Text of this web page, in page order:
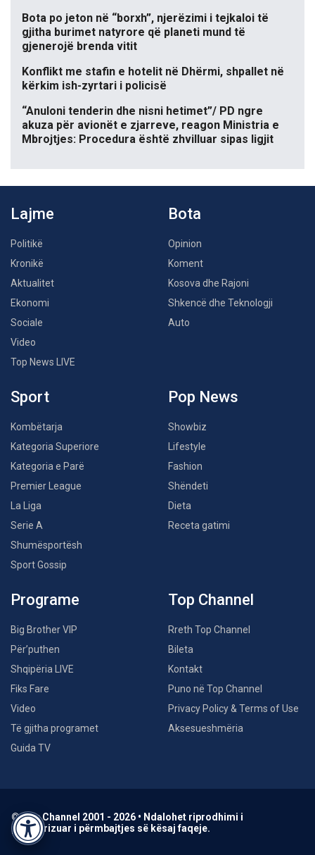
Accessibility
Bota po jeton në “borxh”, njerëzimi i tejkaloi të
gjitha burimet natyrore që planeti mund të
gjenerojë brenda vitit
Konflikt me stafin e hotelit në Dhërmi, shpallet në
kërkim ish-zyrtari i policisë
“Anuloni tenderin dhe nisni hetimet”/ PD ngre
akuza për avionët e zjarreve, reagon Ministria e
Mbrojtjes: Procedura është zhvilluar sipas ligjit
Lajme
Politikë
Kronikë
Aktualitet
Ekonomi
Sociale
Video
Top News LIVE
Bota
Opinion
Koment
Kosova dhe Rajoni
Shkencë dhe Teknologji
Auto
Sport
Kombëtarja
Kategoria Superiore
Kategoria e Parë
Premier League
La Liga
Serie A
Shumësportësh
Sport Gossip
Pop News
Showbiz
Lifestyle
Fashion
Shëndeti
Dieta
Receta gatimi
Programe
Big Brother VIP
Për’puthen
Shqipëria LIVE
Fiks Fare
Video
Të gjitha programet
Guida TV
Top Channel
Rreth Top Channel
Bileta
Kontakt
Puno në Top Channel
Privacy Policy & Terms of Use
Aksesueshmëria
© Top Channel 2001 - 2026 • Ndalohet riprodhimi i
paautorizuar i përmbajtjes së kësaj faqeje.